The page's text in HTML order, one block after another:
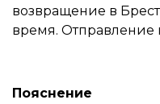
возвращение в
время. Отправление
Пояснение